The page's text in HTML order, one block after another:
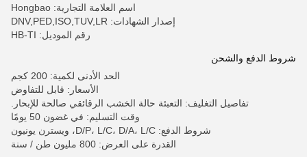
اسم العلامة التجارية: Hongbao
إصدار الشهادات: DNV,PED,ISO,TUV,LR
رقم الموديل: HB-TI
شروط الدفع والشحن
الحد الأدنى لكمية: 200 كجم
الأسعار: قابل للتفاوض
تفاصيل التغليف: التعبئة حالة الخشب الرقائقي صالحة للإبحار.
وقت التسليم: في غضون 50 يومًا
شروط الدفع: D/P، L/C، D/A، L/C، ويسترن يونيون
القدرة على العرض: 800 مليون طن / سنة